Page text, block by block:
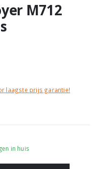
M712
laagste prijs garantie!
in huis